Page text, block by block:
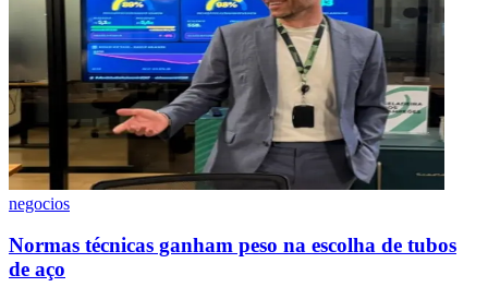
Vasco
negocios
Normas técnicas ganham peso na escolha de tubos
de aço